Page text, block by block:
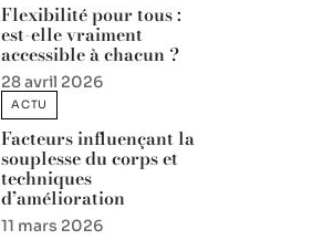
Flexibilité pour tous :
est-elle vraiment
accessible à chacun ?
28 avril 2026
ACTU
Facteurs influençant la
souplesse du corps et
techniques
d’amélioration
11 mars 2026